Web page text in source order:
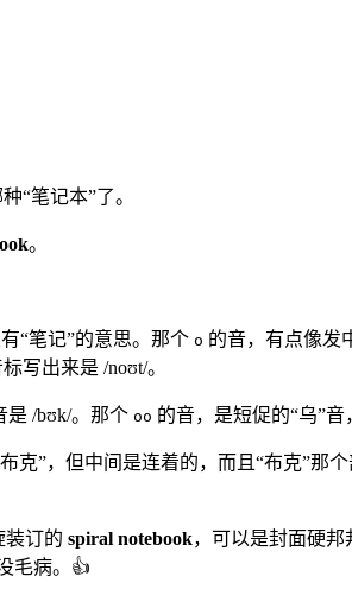
“笔记本”了。
。
“笔记”的意思。那个 o 的音，有点像发
写出来是 /noʊt/。
是 /bʊk/。那个 oo 的音，是短促的“乌”音
克”，但中间是连着的，而且“布克”那
装订的 spiral notebook，可以是封面硬邦
毛病。👍